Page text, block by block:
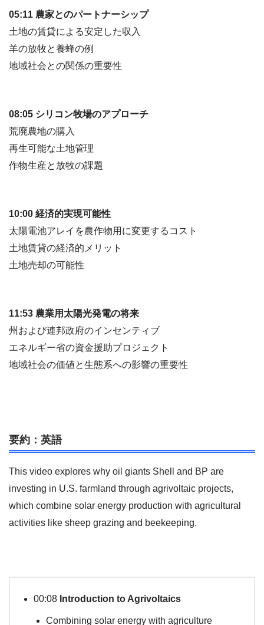
05:11 農家とのパートナーシップ
土地の賃貸による安定した収入
羊の放牧と養蜂の例
地域社会との関係の重要性
08:05 シリコン牧場のアプローチ
荒廃農地の購入
再生可能な土地管理
作物生産と放牧の課題
10:00 経済的実現可能性
太陽電池アレイを農作物用に変更するコスト
土地賃貸の経済的メリット
土地売却の可能性
11:53 農業用太陽光発電の将来
州および連邦政府のインセンティブ
エネルギー省の資金援助プロジェクト
地域社会の価値と生態系への影響の重要性
要約：英語
This video explores why oil giants Shell and BP are
investing in U.S. farmland through agrivoltaic projects,
which combine solar energy production with agricultural
activities like sheep grazing and beekeeping.
00:08 Introduction to Agrivoltaics
Combining solar energy with agriculture